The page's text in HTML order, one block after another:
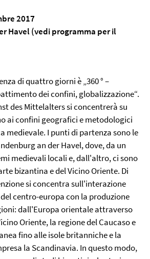
2017
Havel (vedi programma per il
di quattro giorni è „360 ° –
dei confini, globalizzazione“.
des Mittelalters si concentrerà su
ai confini geografici e metodologici
medievale. I punti di partenza sono le
an der Havel, dove, da un
medievali locali e, dall'altro, ci sono
bizantina e del Vicino Oriente. Di
si concentra sull'interazione
centro-europa con la produzione
dall'Europa orientale attraverso
Oriente, la regione del Caucaso e
fino alle isole britanniche e la
la Scandinavia. In questo modo,